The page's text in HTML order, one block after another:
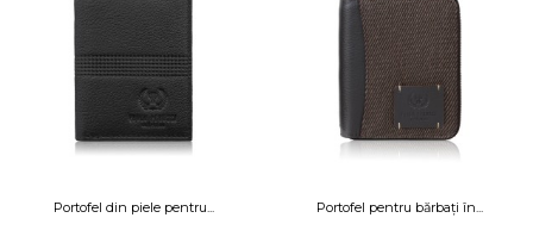
Portofel din piele pentru... Portofel pentru bărbați în...